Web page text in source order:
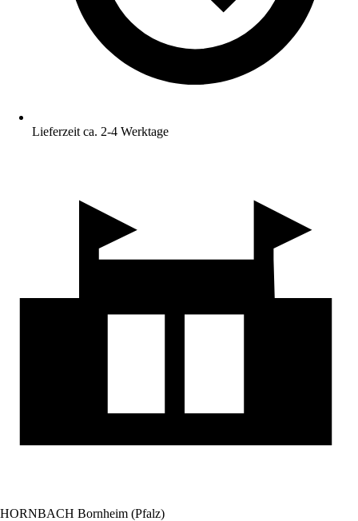
Lieferzeit ca. 2-4 Werktage
HORNBACH Bornheim (Pfalz)